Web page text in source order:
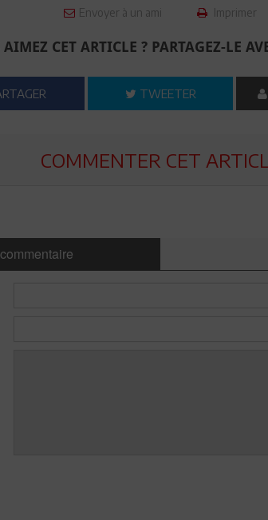
Envoyer à un ami Imprimer
AIMEZ CET ARTICLE ? PARTAGEZ-LE
TWEETER
COMMENTER CET